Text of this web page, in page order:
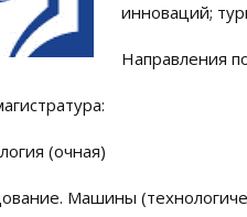
инноваций;
Направления
(очная)
Машины